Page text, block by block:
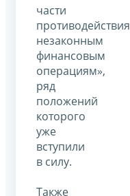
части
противодействия
незаконным
финансовым
операциям»,
ряд
положений
которого
уже
вступили
в силу.
Также